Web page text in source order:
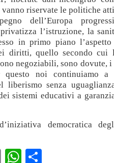
riservate le politiche
dell’Europa
l’istruzione, la
in primo piano
diritti, quello secondo cui
negoziabili, sono dovute,
questo noi continuiamo a
liberismo senza
sistemi educativi a
democratica
EmailWhatsApp